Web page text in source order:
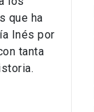
que ha
Inés por
tanta